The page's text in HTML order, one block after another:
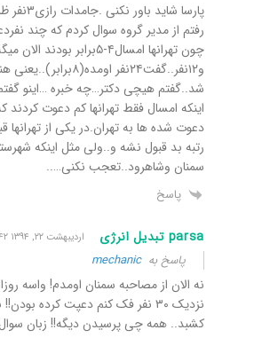
پارسا شاید
رفتم از مدیر گروه سوال کردم که چند
و۱۲نفر..گفت۲۴نفر
شد..گفتم هیچی دکتر…چه خبره …اینو
دعوت شده ها به تهران.در یکی از تهرانها
رتبه بد قبول نشه و..ولی مثل اینکه
سمنان وشاهرود..تعجب نکنی…..
پاسخ
parsa تبدیل انرژی اردیبهشت ۲۲, ۱۳۹۴ ۱:۴۲ ب٫ظ
پاسخ بهmechanic
نه الان از مصاحبه سمنان اومدم! واسه
کشبد.. همه چی پرسیدن دیگه!! زبان سوال